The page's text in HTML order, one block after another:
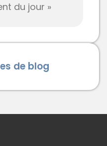
du jour »
de blog